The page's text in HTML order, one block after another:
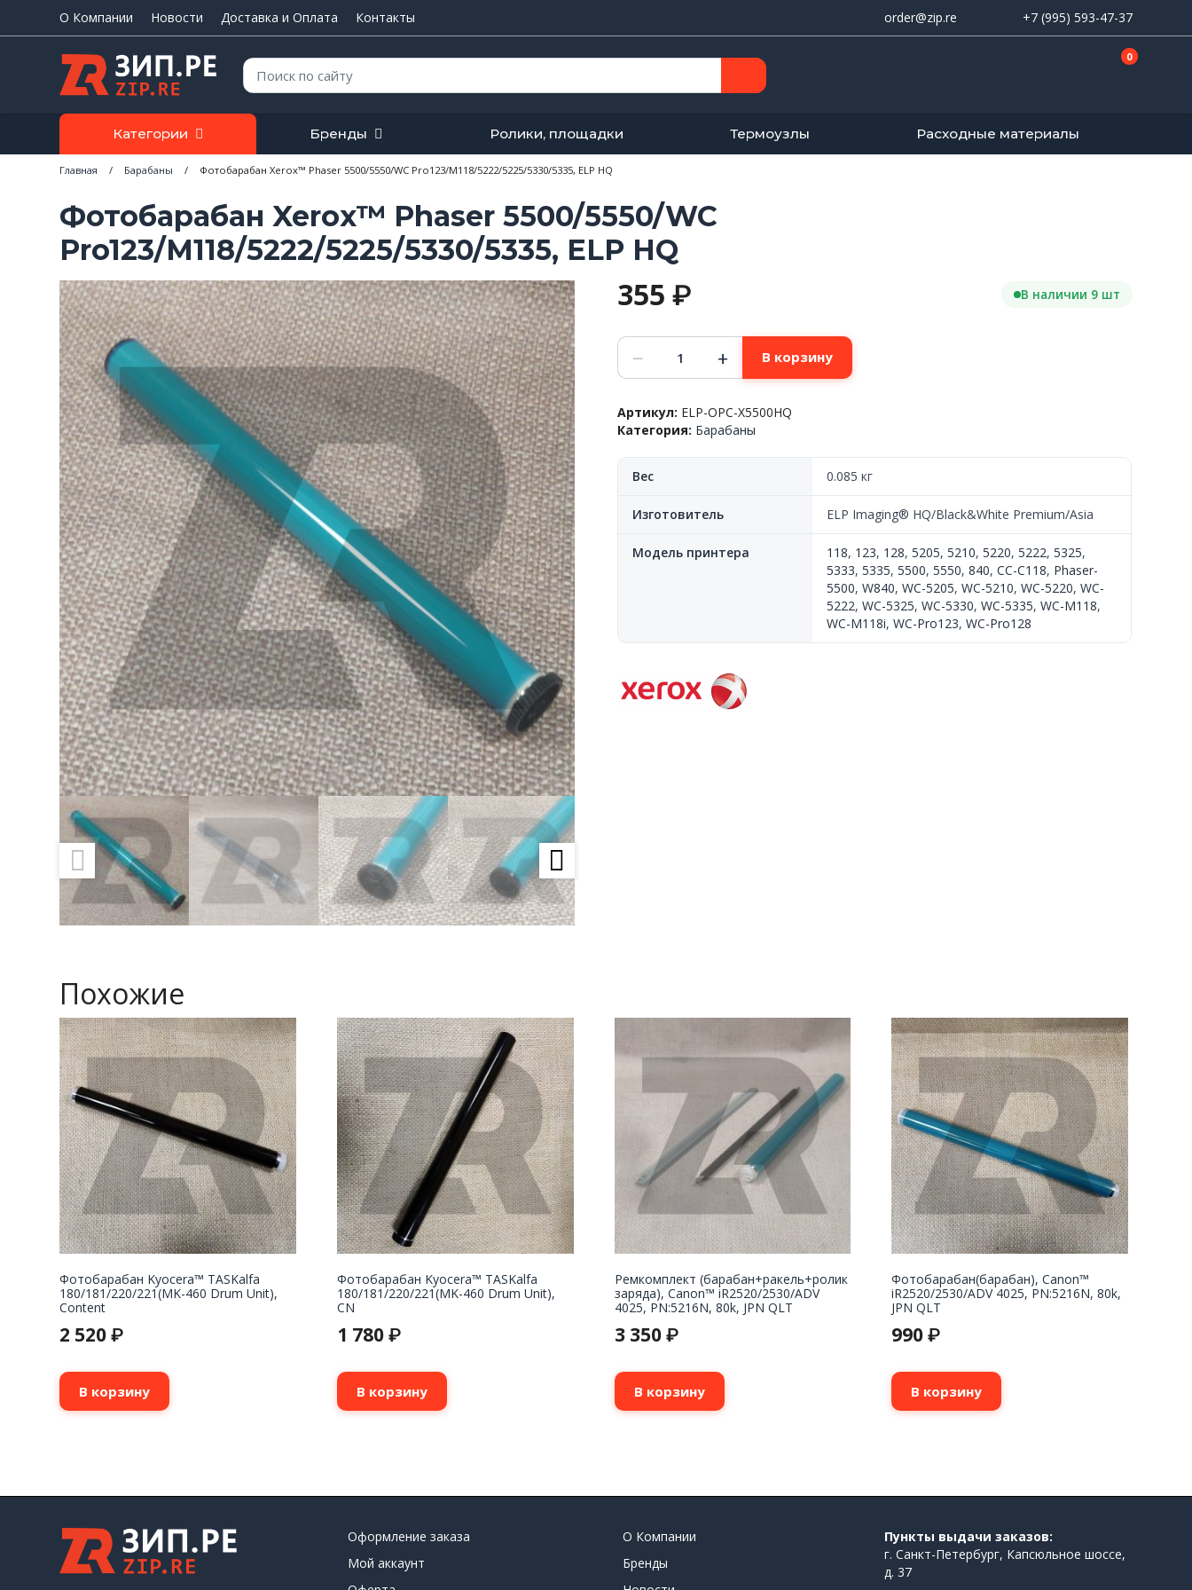
О Компании Новости Доставка и Оплата Контакты order@zip.re +7 (995) 593-47-37
Поиск: 0
Категории Бренды Ролики, площадки Термоузлы Расходные материалы
Главная / Барабаны / Фотобарабан Xerox™ Phaser 5500/5550/WC Pro123/M118/5222/5225/5330/5335, ELP HQ
Фотобарабан Xerox™ Phaser 5500/5550/WC
Pro123/M118/5222/5225/5330/5335, ELP HQ
355₽ В наличии 9 шт
Количество
товара
Фотобарабан
Phaser
5500/5550/WC
ELP
HQ
− + В корзину
Артикул: ELP-OPC-X5500HQ
Категория: Барабаны
Вес 0.085 кг
Изготовитель ELP Imaging® HQ/Black&White Premium/Asia
Модель принтера 118, 123, 128,5205,5210,5220,5222,5325,
5333,5335,5500,5550,840,CC-C118, Phaser-
5500,W840,WC-5205,WC-5210,WC-5220,WC-
5222,WC-5325,WC-5330,WC-5335,WC-M118,
WC-M118i,WC-Pro123,WC-Pro128
Похожие
Фотобарабан Kyocera™ TASKalfa
180/181/220/221(MK-460 Drum Unit),
Content
2 520 ₽
В корзину
Фотобарабан Kyocera™ TASKalfa
180/181/220/221(MK-460 Drum Unit),
CN
1 780 ₽
В корзину
Ремкомплект (барабан+ракель+ролик
заряда), Canon™ iR2520/2530/ADV
4025, PN:5216N, 80k, JPN QLT
3 350 ₽
В корзину
Фотобарабан(барабан), Canon™
iR2520/2530/ADV 4025, PN:5216N, 80k,
JPN QLT
990₽
В корзину
Оформление заказа
Мой аккаунт
О Компании
Бренды
Пункты выдачи заказов:
г. Санкт-Петербург, Капсюльное шоссе,
д. 37